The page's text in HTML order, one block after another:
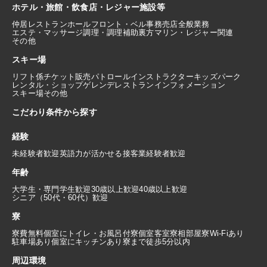
ホテル・旅館・飲食店・レジャー施設等
仲居 レストランホールフロント・ベル事務売店全般業務
エステ・マッサージ調理・調理補助裏方マリン・レジャー関連
その他
スキー場
リフト係チケット販売パトロールインストラクターキッズパーク
レンタル・ショップゲレンデレストラン インフォメーション
スキー場その他
こだわり条件から探す
経験
未経験者歓迎英語力が活かせる接客業経験者歓迎
年齢
大学生・専門学生歓迎30歳以上歓迎40歳以上歓迎
シニア（50代・60代）歓迎
寮
寮費無料個室にトイレ・お風呂付寮個室客室寮相部屋寮Wi-Fiあり
駐車場あり個室にキッチンあり 寮まで徒歩5分以内
周辺環境